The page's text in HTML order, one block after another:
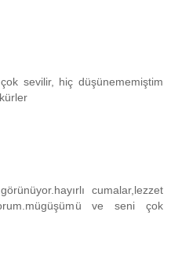
sevilir, hiç düşünememiştim
cumalar,lezzet
ve seni çok